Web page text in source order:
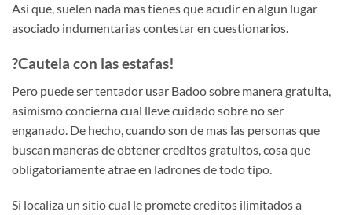
Asi que, suelen nada mas tienes que acudir en algun lugar
asociado indumentarias contestar en cuestionarios.
?Cautela con las estafas!
Pero puede ser tentador usar Badoo sobre manera gratuita,
asimismo concierna cual lleve cuidado sobre no ser
enganado. De hecho, cuando son de mas las personas que
buscan maneras de obtener creditos gratuitos, cosa que
obligatoriamente atrae en ladrones de todo tipo.
Si localiza un sitio cual le promete creditos ilimitados a